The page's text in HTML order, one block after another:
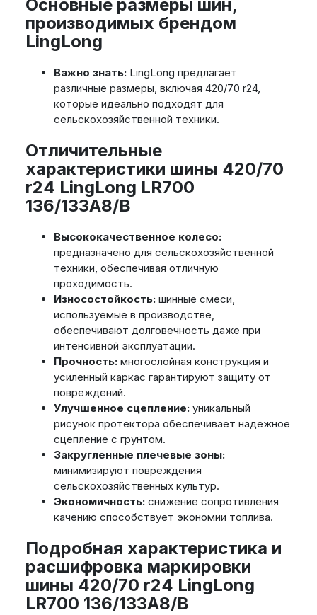
Основные размеры шин,
производимых брендом
LingLong
Важно знать:LingLong предлагает
различные размеры, включая 420/70 r24,
которые идеально подходят для
сельскохозяйственной техники.
Отличительные
характеристики шины 420/70
r24 LingLong LR700
136/133A8/B
Высококачественное колесо:
предназначено для сельскохозяйственной
техники, обеспечивая отличную
проходимость.
Износостойкость:шинные смеси,
используемые в производстве,
обеспечивают долговечность даже при
интенсивной эксплуатации.
Прочность:многослойная конструкция и
усиленный каркас гарантируют защиту от
повреждений.
Улучшенное сцепление:уникальный
рисунок протектора обеспечивает надежное
сцепление с грунтом.
Закругленные плечевые зоны:
минимизируют повреждения
сельскохозяйственных культур.
Экономичность:снижение сопротивления
качению способствует экономии топлива.
Подробная характеристика и
расшифровка маркировки
шины 420/70 r24 LingLong
LR700 136/133A8/B